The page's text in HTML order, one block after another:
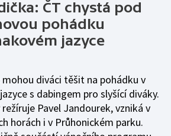
ČT chystá pod
pohádku
jazyce
diváci těšit na pohádku v
s dabingem pro slyšící diváky.
Pavel Jandourek, vzniká v
horách i v Průhonickém parku.